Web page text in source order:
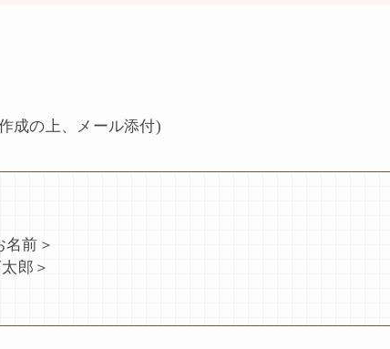
成の上、メール添付)
名前＞
郎＞